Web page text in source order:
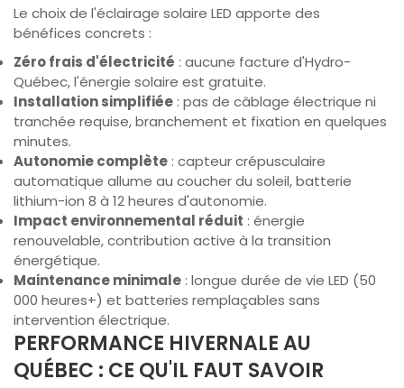
Le choix de l'éclairage solaire LED apporte des
bénéfices concrets :
Zéro frais d'électricité : aucune facture d'Hydro-
Québec, l'énergie solaire est gratuite.
Installation simplifiée : pas de câblage électrique ni
tranchée requise, branchement et fixation en quelques
minutes.
Autonomie complète : capteur crépusculaire
automatique allume au coucher du soleil, batterie
lithium-ion 8 à 12 heures d'autonomie.
Impact environnemental réduit : énergie
renouvelable, contribution active à la transition
énergétique.
Maintenance minimale : longue durée de vie LED (50
000 heures+) et batteries remplaçables sans
intervention électrique.
PERFORMANCE HIVERNALE AU
QUÉBEC : CE QU'IL FAUT SAVOIR